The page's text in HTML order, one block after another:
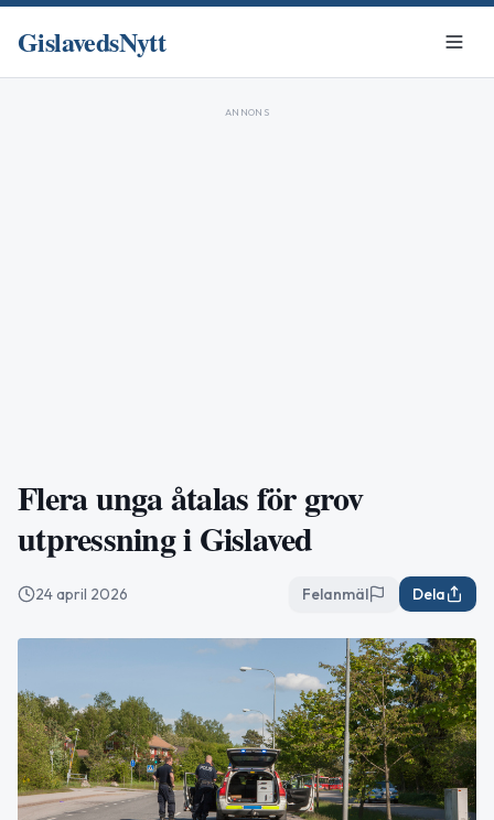
GislavedsNytt
ANNONS
Flera unga åtalas för grov
utpressning i Gislaved
24 april 2026 Felanmäl Dela